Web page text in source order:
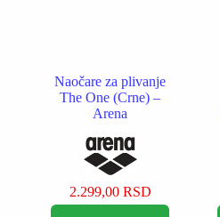
Naočare za plivanje
The One (Crne) –
Arena
2.299,00 RSD